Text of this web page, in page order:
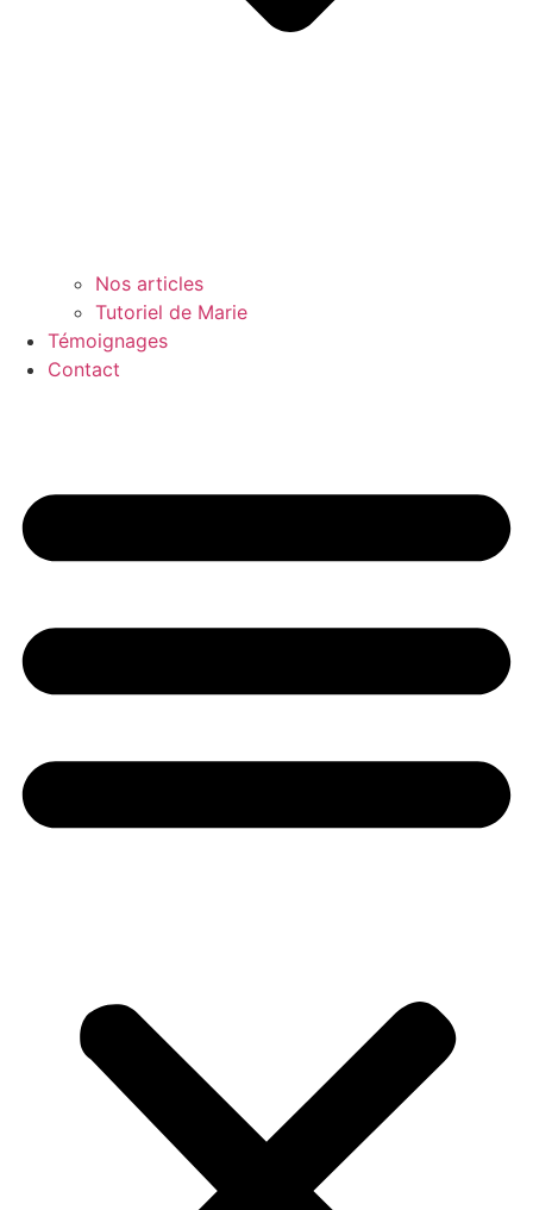
Nos articles
Tutoriel de Marie
Témoignages
Contact